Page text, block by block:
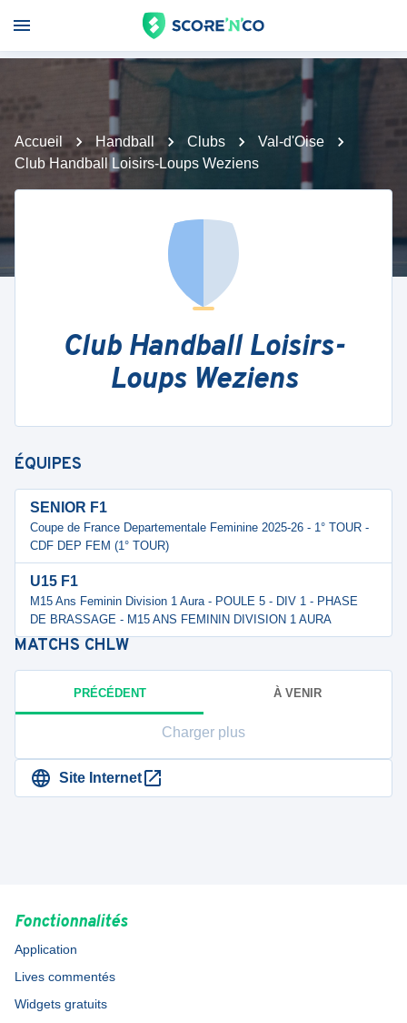
Accueil Handball Clubs
Val-d'Oise
Club Handball Loisirs-Loups Weziens
Club Handball Loisirs-
Loups Weziens
ÉQUIPES
SENIOR F1
Coupe de France Departementale Feminine 2025-26 - 1° TOUR -
CDF DEP FEM (1° TOUR)
U15 F1
M15 Ans Feminin Division 1 Aura - POULE 5 - DIV 1 - PHASE
DE BRASSAGE - M15 ANS FEMININ DIVISION 1 AURA
MATCHS CHLW
PRÉCÉDENT À VENIR
Charger plus
Site Internet
Fonctionnalités
Application
Lives commentés
Widgets gratuits